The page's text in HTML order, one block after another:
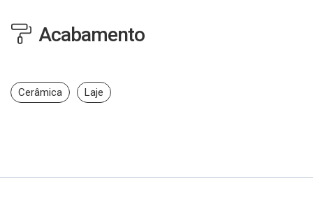
Acabamento
Cerâmica Laje